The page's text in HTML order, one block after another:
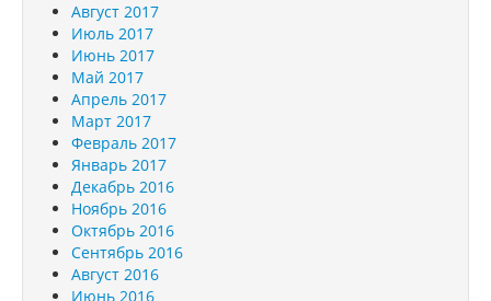
Август 2017
Июль 2017
Июнь 2017
Май 2017
Апрель 2017
Март 2017
Февраль 2017
Январь 2017
Декабрь 2016
Ноябрь 2016
Октябрь 2016
Сентябрь 2016
Август 2016
Июнь 2016